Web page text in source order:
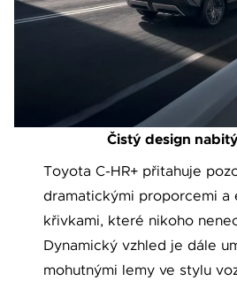
Čistý design
Toyota C-HR+ přitahuje
dramatickými proporcemi a
křivkami, které nikoho
Dynamický vzhled je dále
mohutnými lemy ve stylu